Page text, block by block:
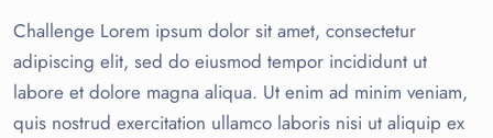
Challenge Lorem ipsum dolor sit amet, consectetur
adipiscing elit, sed do eiusmod tempor incididunt ut
labore et dolore magna aliqua. Ut enim ad minim veniam,
quis nostrud exercitation ullamco laboris nisi ut aliquip ex